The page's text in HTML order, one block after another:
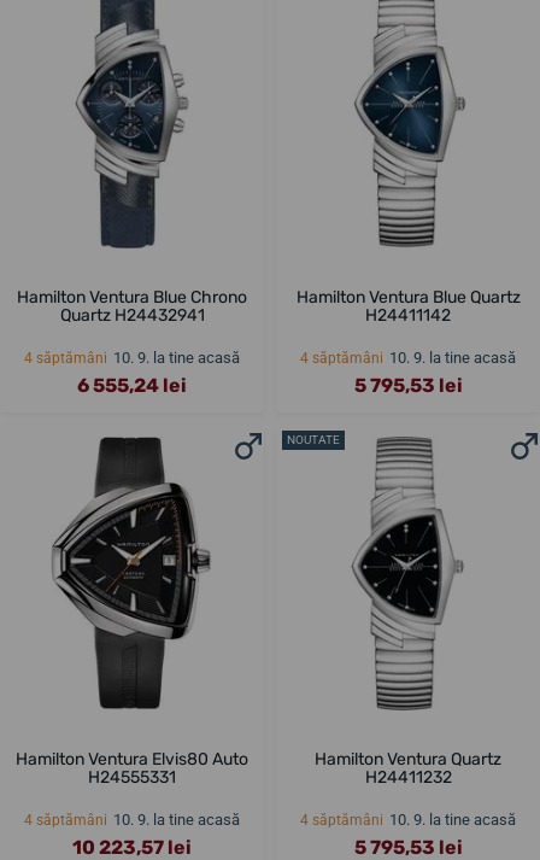
Hamilton Ventura Blue Chrono
Quartz H24432941
4 săptămâni 10. 9. la tine acasă
6 555,24 lei
Hamilton Ventura Blue Quartz
H24411142
4 săptămâni 10. 9. la tine acasă
5 795,53 lei
Hamilton Ventura Elvis80 Auto
H24555331
4 săptămâni 10. 9. la tine acasă
10 223,57 lei
NOUTATE
Hamilton Ventura Quartz
H24411232
4 săptămâni 10. 9. la tine acasă
5 795,53 lei